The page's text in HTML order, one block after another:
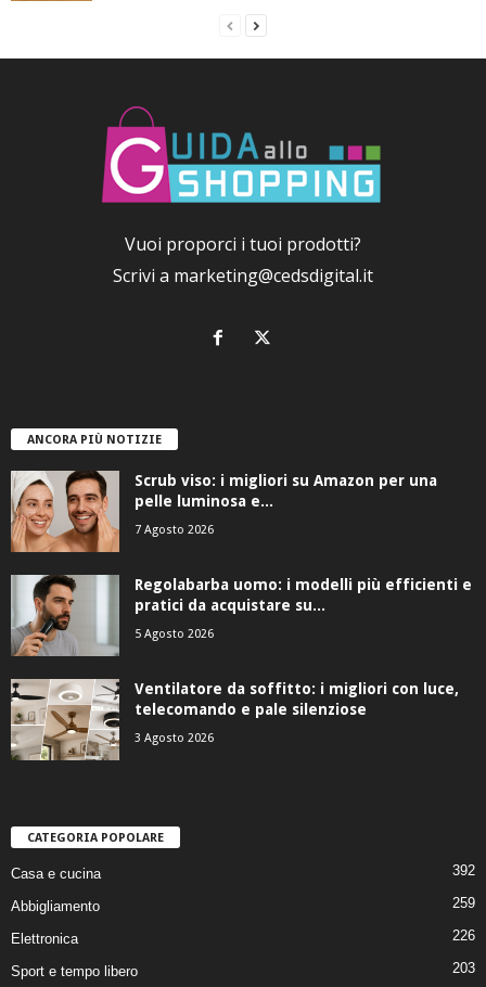
Vuoi proporci i tuoi prodotti?
Scrivi a marketing@cedsdigital.it
ANCORA PIÙ NOTIZIE
Scrub viso: i migliori su Amazon per una
pelle luminosa e...
7 Agosto 2026
Regolabarba uomo: i modelli più efficienti e
pratici da acquistare su...
5 Agosto 2026
Ventilatore da soffitto: i migliori con luce,
telecomando e pale silenziose
3 Agosto 2026
CATEGORIA POPOLARE
Casa e cucina 392
Abbigliamento 259
Elettronica 226
Sport e tempo libero 203